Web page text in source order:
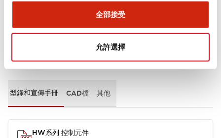
全部接受
允許選擇
文件和檔案
型錄和宣傳手冊 CAD檔 其他
HW系列 控制元件